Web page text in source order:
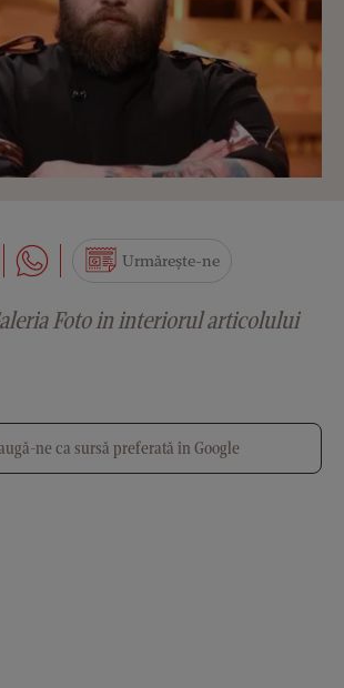
Urmărește-ne
Foto in interiorul articolului
ne ca sursă preferată în Google